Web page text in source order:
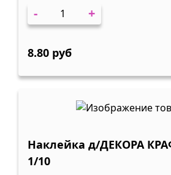
- +
8.80 руб
Наклейка д/ДЕКОРА
1/10